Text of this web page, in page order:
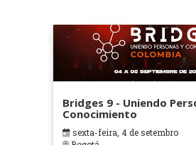
Bridges 9 - Uniendo
Conocimiento
sexta-feira, 4 de setembro